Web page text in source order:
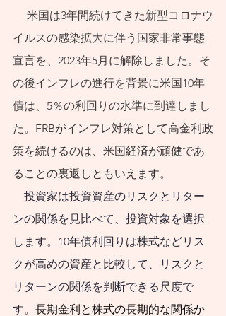
と考えている人のた
めに、代表的な50の
疑問に答える形式で
まとめてみました。
これまで紆余曲折を
たどってきた資産形
成の道の先に、生涯
続く長くて真っすぐ
な道が見えてくるこ
とを期待します。人
口減社会の資産形成
のためのスタートブ
ックとして活用して
米国は3年間続けてきた新型コロナウ
イルスの感染拡大に伴う国家非常事態
宣言を、2023年5月に解除しました。そ
の後インフレの進行を背景に米国10年
債は、5％の利回りの水準に到達しまし
た。 FRBがインフレ対策として高金利政
策を続けるのは、米国経済が頑健であ
ることの裏返しともいえます。
投資家は投資資産のリスクとリター
ンの関係を見比べて、投資対象を選択
します。10年債利回りは株式などリス
クが高めの資産と比較して、リスクと
リターンの関係を判断できる尺度で
す。 長期金利と株式の長期的な関係か